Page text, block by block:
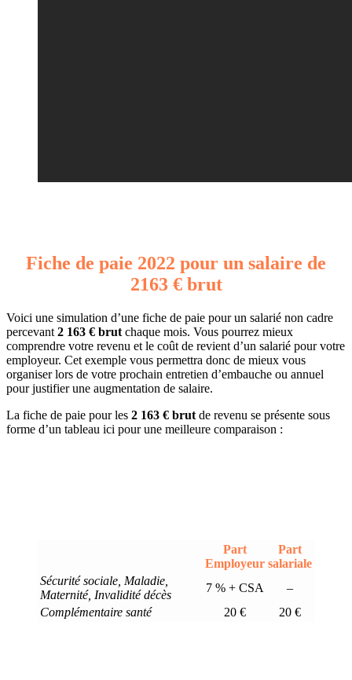
Fiche de paie 2022 pour un salaire de
2163 € brut
Voici une simulation d’une fiche de paie pour un salarié non cadre
percevant 2 163 € brut chaque mois. Vous pourrez mieux
comprendre votre revenu et le coût de revient d’un salarié pour votre
employeur. Cet exemple vous permettra donc de mieux vous
organiser lors de votre prochain entretien d’embauche ou annuel
pour justifier une augmentation de salaire.
La fiche de paie pour les 2 163 € brut de revenu se présente sous
forme d’un tableau ici pour une meilleure comparaison :
Part
Employeur
Part
salariale
Sécurité sociale, Maladie,
Maternité, Invalidité décès
7 % + CSA
–
Complémentaire santé
20 € 20 €